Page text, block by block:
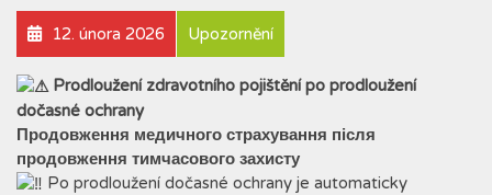
12. února 2026 Upozornění
Prodloužení zdravotního pojištění po prodloužení
dočasné ochrany
Продовження медичного страхування після
продовження тимчасового захисту
Po prodloužení dočasné ochrany je automaticky